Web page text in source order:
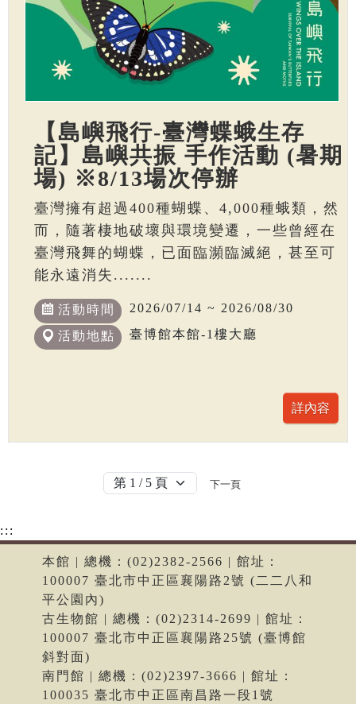
【島嶼飛行-臺灣蝶蛾生存
記】島嶼共振 手作活動 (暑期
場) ※8/13場次停辦
臺灣擁有超過400種蝴蝶、4,000種蛾類，然
而，隨著棲地破壞與環境變遷，一些曾經在
臺灣飛舞的蝴蝶，已面臨瀕臨滅絕，甚至可
能永遠消失.......
活動時間 2026/07/14 ~ 2026/08/30
活動地點 臺博館本館-1樓大廳
下一頁
:::
本館 | 總機：(02)2382-2566 | 館址：
100007 臺北市中正區襄陽路2號 (二二八和
平公園內)
古生物館 | 總機：(02)2314-2699 | 館址：
100007 臺北市中正區襄陽路25號 (臺博館
斜對面)
南門館 | 總機：(02)2397-3666 | 館址：
100035 臺北市中正區南昌路一段1號